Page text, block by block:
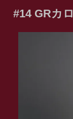
#14 GRカ